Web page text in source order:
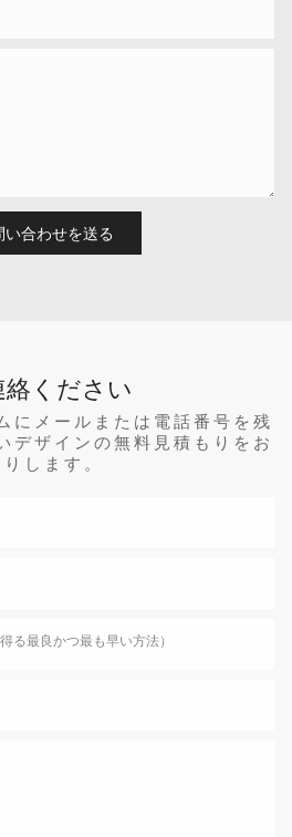
い合わせを送る
絡ください
にメールまたは電話番号を残
デザインの無料見積もりをお
します。
る最良かつ最も早い方法）